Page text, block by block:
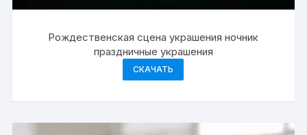
Рождественская сцена украшения ночник
праздничные украшения
СКАЧАТЬ